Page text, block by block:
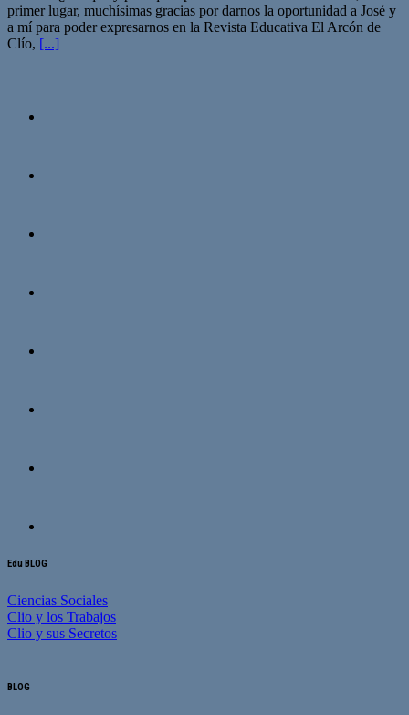
primer lugar, muchísimas gracias por darnos la oportunidad a José y
a mí para poder expresarnos en la Revista Educativa El Arcón de
Clío, [...]
Edu BLOG
Ciencias Sociales
Clio y los Trabajos
Clio y sus Secretos
BLOG